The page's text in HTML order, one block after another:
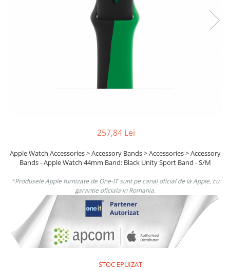
257,84 Lei
Apple Watch Accessories > Accessory Bands > Accessories > Accessory
Bands - Apple Watch 44mm Band: Black Unity Sport Band - S/M
*Produsele Apple furnizate de One-IT sunt pe canal oficial de la Apple, cu
garantie oficiala in Romania.
STOC EPUIZAT